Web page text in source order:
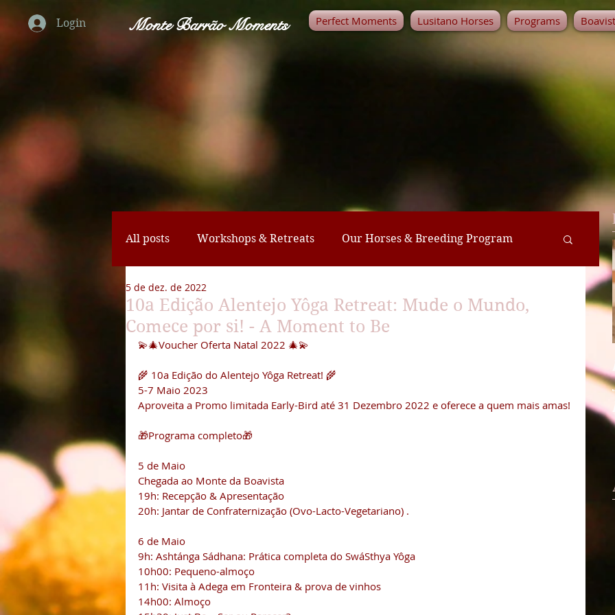
Login Monte Barrão Moments Perfect Moments Lusitano Horses Programs
All posts Workshops & Retreats Our Horses & Breeding Program
Horse Activities
Birdwatching
10a Edição Alentejo Yôga Retreat: Mude o Mundo,
Comece por si! - A Moment to Be
5 de dez. de 2022
💫🎄Voucher Oferta Natal 2022 🎄💫
🌾 10a Edição do Alentejo Yôga Retreat! 🌾
5-7 Maio 2023
Aproveita a Promo limitada Early-Bird até 31 Dezembro 2022 e oferece a quem mais amas!
🎁Programa completo🎁
5 de Maio
Chegada ao Monte da Boavista
19h: Recepção & Apresentação
20h: Jantar de Confraternização (Ovo-Lacto-Vegetariano) .
6 de Maio
9h: Ashtánga Sádhana: Prática completa do SwáSthya Yôga
10h00: Pequeno-almoço
11h: Visita à Adega em Fronteira & prova de vinhos
14h00: Almoço